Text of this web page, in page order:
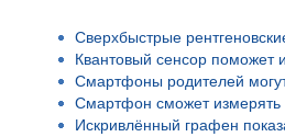
Сверхбыстрые
Квантовый сенсор поможет
Смартфоны родителей
Смартфон сможет измерять
Искривлённый графен